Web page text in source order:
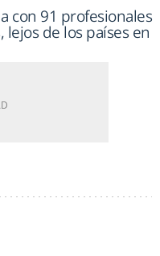
con 91 profesionales
de los países en